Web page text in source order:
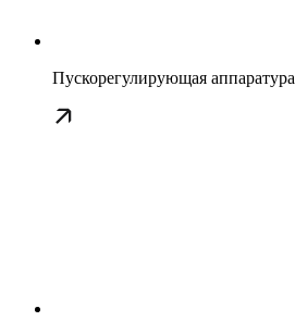
Пускорегулирующая аппаратура